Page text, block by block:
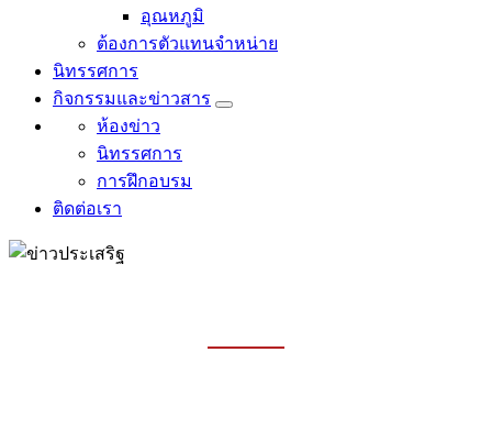
อุณหภูมิ
ต้องการตัวแทนจำหน่าย
นิทรรศการ
กิจกรรมและข่าวสาร
ห้องข่าว
นิทรรศการ
การฝึกอบรม
ติดต่อเรา